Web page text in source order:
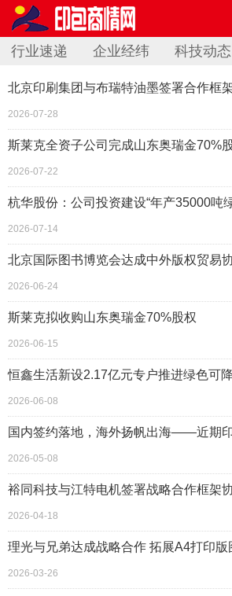
行业速递 企业经纬 科技动态
北京印刷集团与布瑞特油墨签署合作框
2026-07-28
斯莱克全资子公司完成山东奥瑞金70%
2026-07-22
杭华股份：公司投资建设“年产35000吨
2026-07-14
北京国际图书博览会达成中外版权贸易
2026-06-24
斯莱克拟收购山东奥瑞金70%股权
2026-06-15
恒鑫生活新设2.17亿元专户推进绿色可
2026-06-08
国内签约落地，海外扬帆出海——近期
2026-05-08
裕同科技与江特电机签署战略合作框架
2026-04-18
理光与兄弟达成战略合作 拓展A4打印版
2026-03-26